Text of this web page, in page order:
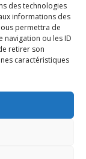
des technologies
informations des
permettra de
ou les ID
retirer son
caractéristiques